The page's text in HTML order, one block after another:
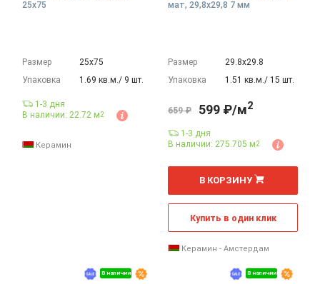
25x75
Размер
25х75
Упаковка
1.69 кв.м./ 9 шт.
В наличии
1-3 дня
В наличии: 22.72 м2
Керамин
мат, 29,8x29,8 7 мм
Размер
29.8х29.8
Упаковка
1.51 кв.м./ 15 шт.
В наличии
659 ₽ 599 ₽/м2
1-3 дня
В наличии: 275.705 м2
м
В КОРЗИНУ
Купить в один клик
Керамин - Амстердам